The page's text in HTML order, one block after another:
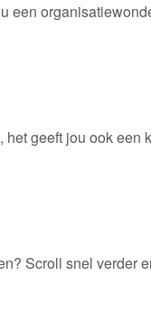
een
geeft jou ook
Scroll snel